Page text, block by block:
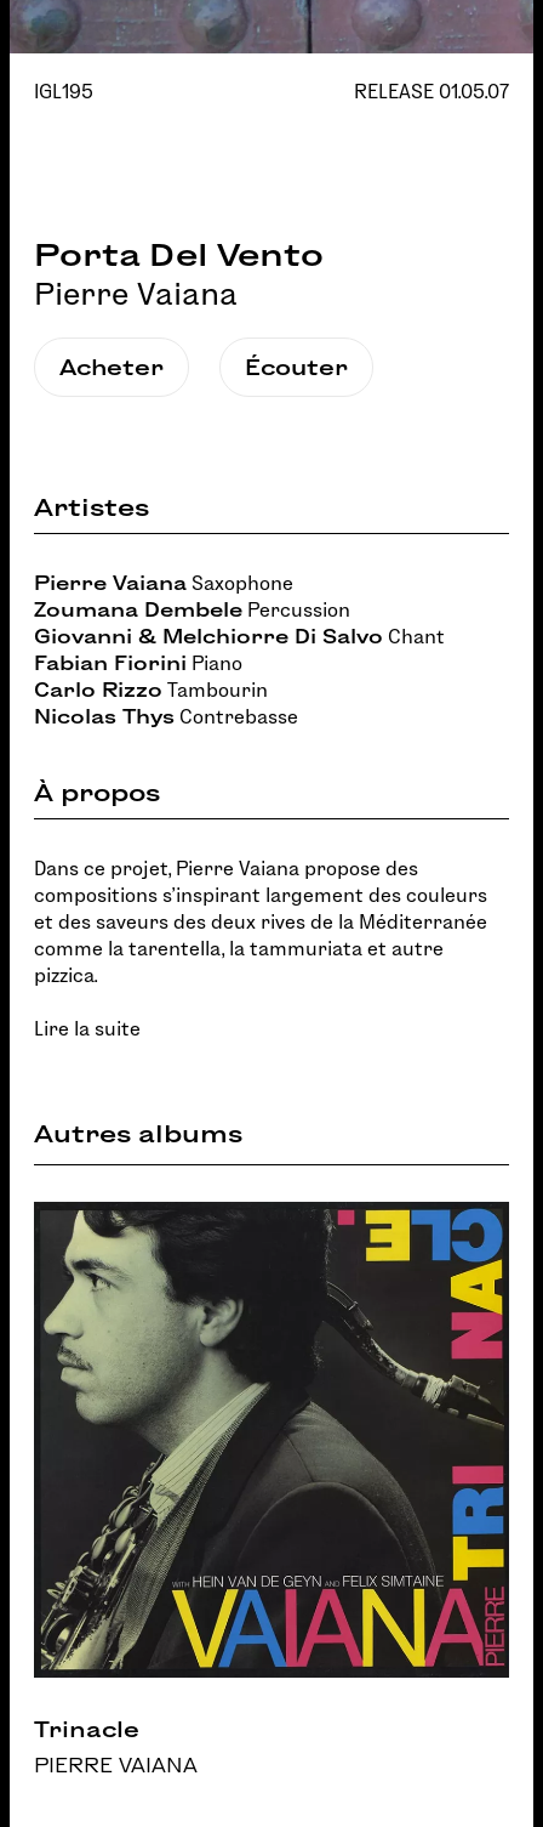
IGL195 RELEASE 01.05.07
Porta Del Vento
Pierre Vaiana
Acheter Écouter
Artistes
Pierre Vaiana Saxophone
Zoumana Dembele Percussion
Giovanni & Melchiorre Di Salvo Chant
Fabian Fiorini Piano
Carlo Rizzo Tambourin
Nicolas Thys Contrebasse
À propos
Dans ce projet, Pierre Vaiana propose des
compositions s'inspirant largement des couleurs
et des saveurs des deux rives de la Méditerranée
comme la tarentella, la tammuriata et autre
pizzica.
Lire la suite
Autres albums
Trinacle
PIERRE VAIANA